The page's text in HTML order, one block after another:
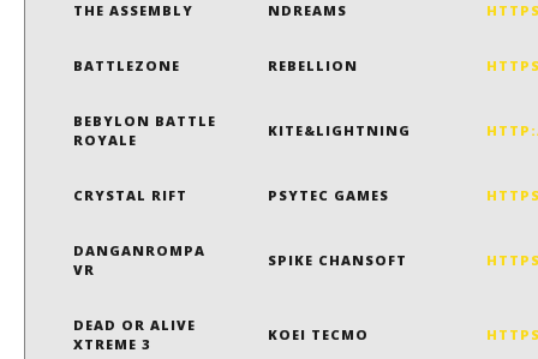
THE ASSEMBLY NDREAMS
BATTLEZONE REBELLION
BEBYLON BATTLE
ROYALE
KITE&LIGHTNING
CRYSTAL RIFT PSYTEC GAMES
DANGANROMPA
VR
SPIKE CHANSOFT
DEAD OR ALIVE
XTREME 3
KOEI TECMO